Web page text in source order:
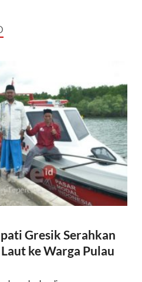
Gresik Serahkan
ke Warga Pulau